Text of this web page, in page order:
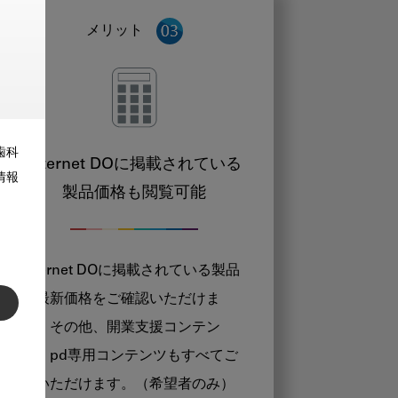
科
報
メリット
Internet DOに掲載されている
製品価格も閲覧可能
Internet DOに掲載されている製品
の最新価格をご確認いただけま
す。その他、開業支援コンテン
ツ、pd専用コンテンツもすべてご
覧いただけます。（希望者のみ）